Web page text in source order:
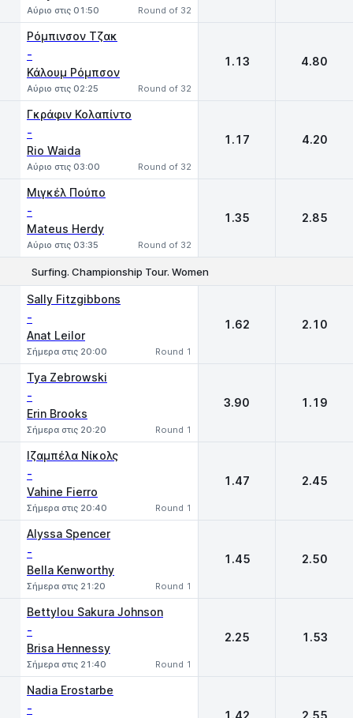
Αύριο στις 01:50 Round of 32
Ρόμπινσον Τζακ
-
Κάλουμ Ρόμπσον
Αύριο στις 02:25 Round of 32
1.13 4.80
Γκράφιν Κολαπίντο
-
Rio Waida
Αύριο στις 03:00 Round of 32
1.17 4.20
Μιγκέλ Πούπο
-
Mateus Herdy
Αύριο στις 03:35 Round of 32
1.35 2.85
Surfing. Championship Tour. Women
Sally Fitzgibbons
-
Anat Leilor
Σήμερα στις 20:00 Round 1
1.62 2.10
Tya Zebrowski
-
Erin Brooks
Σήμερα στις 20:20 Round 1
3.90 1.19
Ιζαμπέλα Νίκολς
-
Vahine Fierro
Σήμερα στις 20:40 Round 1
1.47 2.45
Alyssa Spencer
-
Bella Kenworthy
Σήμερα στις 21:20 Round 1
1.45 2.50
Bettylou Sakura Johnson
-
Brisa Hennessy
Σήμερα στις 21:40 Round 1
2.25 1.53
Nadia Erostarbe
- 1.42 2.55